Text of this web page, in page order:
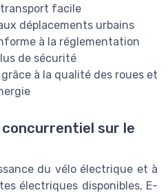
facile
déplacements urbains
à la réglementation
de sécurité
à la qualité des roues et
sur le
du vélo électrique et à
électriques disponibles, E-